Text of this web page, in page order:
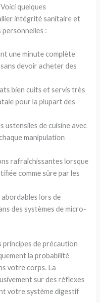
quelques
intégrité sanitaire et
:
une minute complète
devoir acheter des
bien cuits et servis très
pour la plupart des
ustensiles de cuisine avec
manipulation
rafraîchissantes lorsque
comme sûre par les
lors de
des systèmes de micro-
principes de précaution
la probabilité
votre corps. La
sur des réflexes
votre système digestif